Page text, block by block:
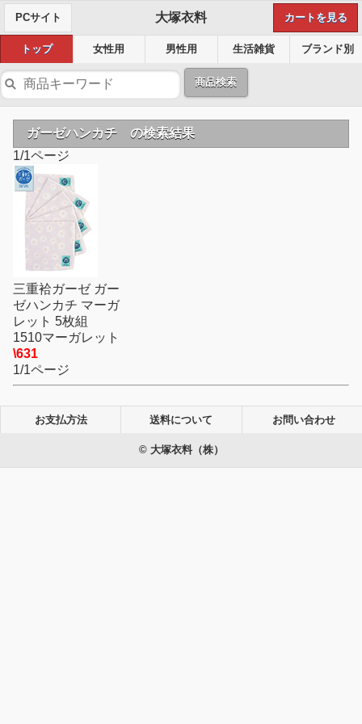
PCサイト 大塚衣料 カートを見る
トップ 女性用 男性用 生活雑貨 ブランド別
商品検索
ガーゼハンカチ の検索結果
1/1ページ
三重袷ガーゼ ガー
ゼハンカチ マーガ
レット 5枚組
1510マーガレット
\631
1/1ページ
お支払方法 送料について お問い合わせ
© 大塚衣料（株）